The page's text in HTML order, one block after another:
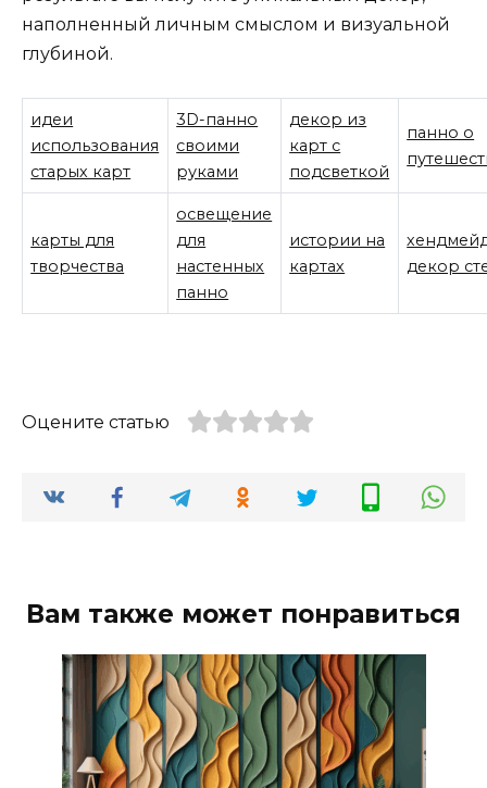
наполненный личным смыслом и визуальной
глубиной.
идеи
использования
старых карт
3D-панно
своими
руками
декор из
карт с
подсветкой
панно о
карты для
творчества
освещение
для
настенных
панно
истории на
картах
декор
Оцените статью
Вам также может понравиться